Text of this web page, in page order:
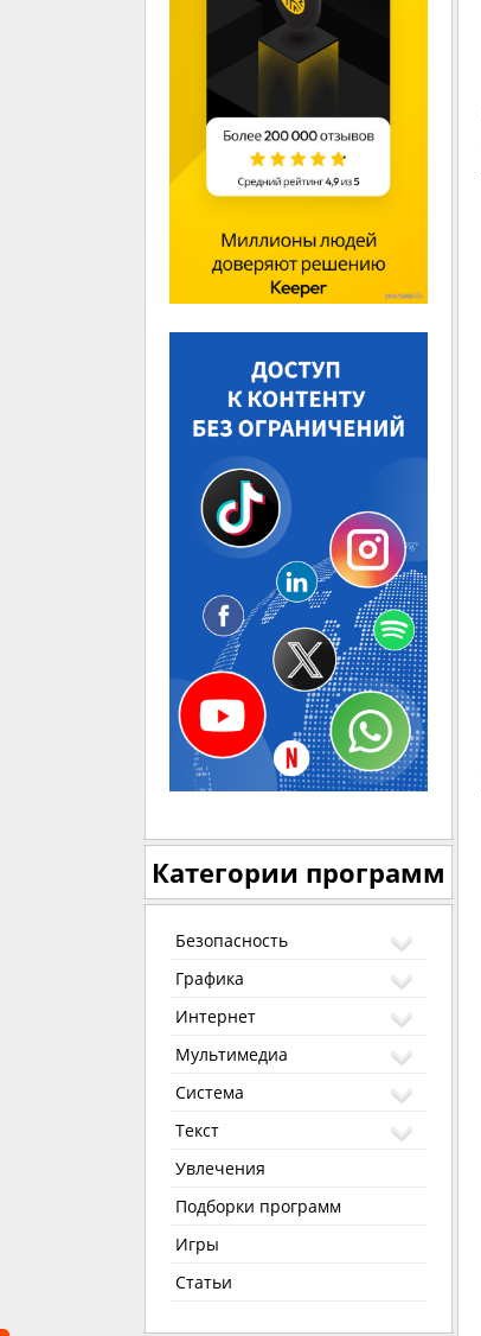
Категории программ
Безопасность
Графика
Интернет
Мультимедиа
Система
Текст
Увлечения
Подборки программ
Игры
Статьи